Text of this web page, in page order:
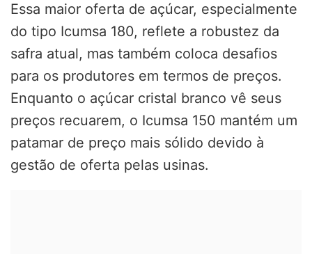
Essa maior oferta de açúcar, especialmente
do tipo Icumsa 180, reflete a robustez da
safra atual, mas também coloca desafios
para os produtores em termos de preços.
Enquanto o açúcar cristal branco vê seus
preços recuarem, o Icumsa 150 mantém um
patamar de preço mais sólido devido à
gestão de oferta pelas usinas.